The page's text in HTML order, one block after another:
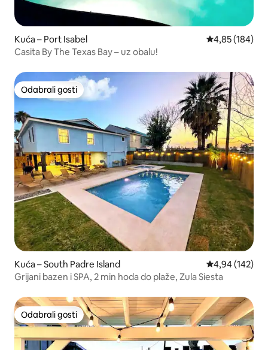
Kuća – Port Isabel Prosječna
4,85 (184)
Casita By The Texas Bay – uz obalu!
Odabrali gosti
Odabrali gosti
Kuća – South Padre Island Prosječna
4,94 (142)
Grijani bazen i SPA, 2 min hoda do plaže, Zula Siesta
Odabrali gosti
Odabrali gosti